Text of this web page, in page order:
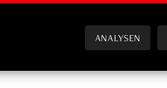
ANALYSEN